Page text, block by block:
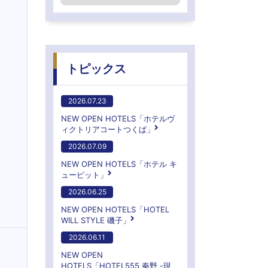
トピックス
2026.07.23
NEW OPEN HOTELS「ホテルヴ
ィクトリアコートつくば」
2026.07.09
NEW OPEN HOTELS「ホテル キ
ューピット」
2026.06.25
NEW OPEN HOTELS「HOTEL
WILL STYLE 磯子」
2026.06.11
NEW OPEN
HOTELS「HOTEL555 秦野 -現